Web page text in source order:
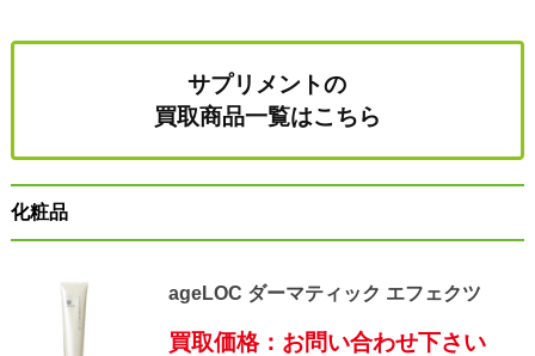
サプリメントの
買取商品一覧はこちら
化粧品
ageLOC ダーマティック エフェクツ
買取価格：お問い合わせ下さい